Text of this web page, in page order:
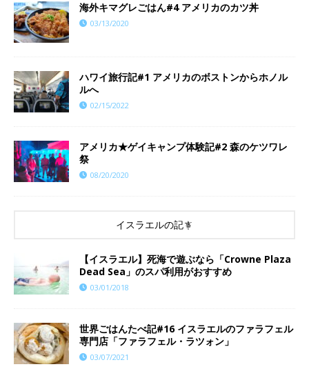
海外キマグレごはん#4 アメリカのカツ丼
03/13/2020
ハワイ旅行記#1 アメリカのボストンからホノル
ルへ
02/15/2022
アメリカ★ゲイキャンプ体験記#2 森のケツワレ
祭
08/20/2020
イスラエルの記事
【イスラエル】死海で遊ぶなら「Crowne Plaza
Dead Sea」のスパ利用がおすすめ
03/01/2018
世界ごはんたべ記#16 イスラエルのファラフェル
専門店「ファラフェル・ラツォン」
03/07/2021